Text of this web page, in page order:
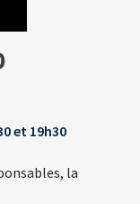
et 19h30
la